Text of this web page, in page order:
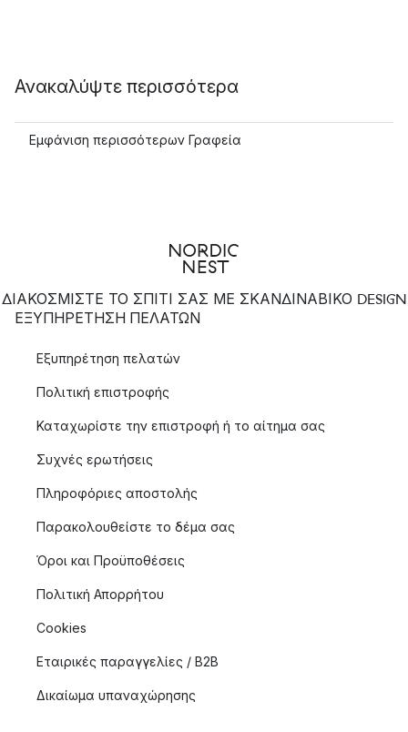
Ανακαλύψτε περισσότερα
Εμφάνιση περισσότερων Γραφεία
ΔΙΑΚΟΣΜΙΣΤΕ ΤΟ ΣΠΙΤΙ ΣΑΣ ΜΕ ΣΚΑΝΔΙΝΑΒΙΚΟ DESIGN
ΕΞΥΠΗΡΈΤΗΣΗ ΠΕΛΑΤΏΝ
Εξυπηρέτηση πελατών
Πολιτική επιστροφής
Καταχωρίστε την επιστροφή ή το αίτημα σας
Συχνές ερωτήσεις
Πληροφόριες αποστολής
Παρακολουθείστε το δέμα σας
Όροι και Προϋποθέσεις
Πολιτική Απορρήτου
Cookies
Εταιρικές παραγγελίες / B2B
Δικαίωμα υπαναχώρησης